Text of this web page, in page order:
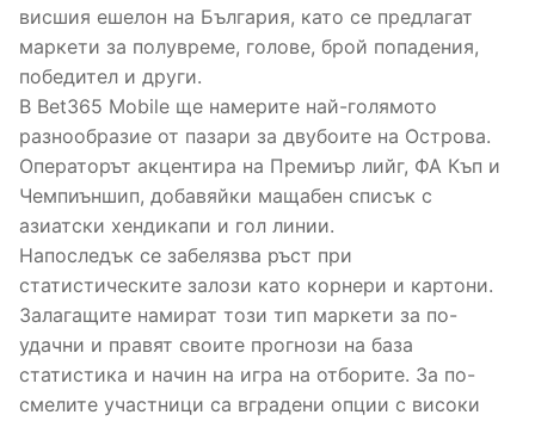
висшия ешелон на България, като се предлагат
маркети за полувреме, голове, брой попадения,
победител и други.
В Bet365 Mobile ще намерите най-голямото
разнообразие от пазари за двубоите на Острова.
Операторът акцентира на Премиър лийг, ФА Къп и
Чемпиъншип, добавяйки мащабен списък с
азиатски хендикапи и гол линии.
Напоследък се забелязва ръст при
статистическите залози като корнери и картони.
Залагащите намират този тип маркети за по-
удачни и правят своите прогнози на база
статистика и начин на игра на отборите. За по-
смелите участници са вградени опции с високи